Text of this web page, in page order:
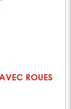
ROUES